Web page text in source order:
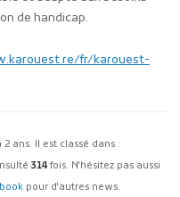
de handicap.
fr/karouest-
2 ans. Il est classé dans :
314 fois. N'hésitez pas aussi
pour d'autres news.